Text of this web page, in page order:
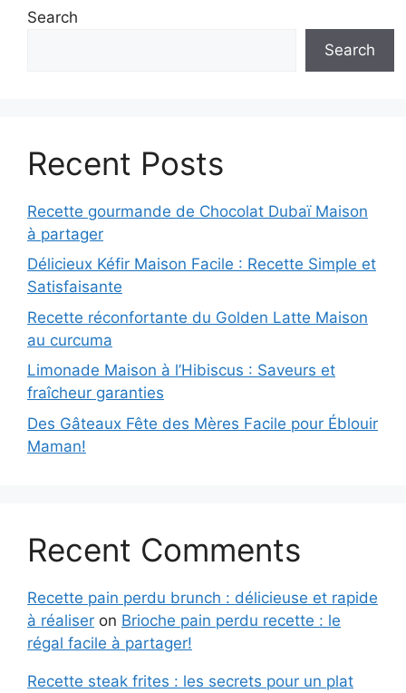
Search
Search
Recent Posts
Recette gourmande de Chocolat Dubaï Maison
à partager
Délicieux Kéfir Maison Facile : Recette Simple et
Satisfaisante
Recette réconfortante du Golden Latte Maison
au curcuma
Limonade Maison à l’Hibiscus : Saveurs et
fraîcheur garanties
Des Gâteaux Fête des Mères Facile pour Éblouir
Maman!
Recent Comments
Recette pain perdu brunch : délicieuse et rapide
à réaliser on Brioche pain perdu recette : le
régal facile à partager!
Recette steak frites : les secrets pour un plat